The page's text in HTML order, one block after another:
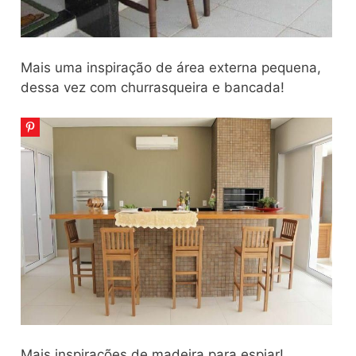
Mais uma inspiração de área externa pequena,
dessa vez com churrasqueira e bancada!